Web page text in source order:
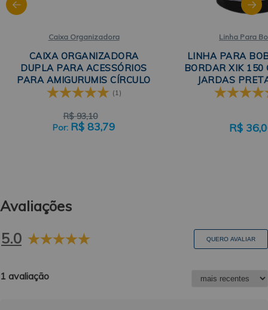
Caixa Organizadora
CAIXA ORGANIZADORA
DUPLA PARA ACESSÓRIOS
PARA AMIGURUMIS CÍRCULO
(1)
R$ 93,10
R$ 83,79
Linha Para
LINHA PARA
BORDAR XIK 150
JARDAS
R$
Avaliações
5.0
QUERO AVALIAR
1 avaliação